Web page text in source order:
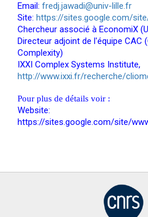
Email: fredj.jawadi@univ-lille.fr
Site: https://sites.google.com/
Chercheur associé à EconomiX
Directeur adjoint de l'équipe CAC
Complexity)
IXXI Complex Systems Institute,
http://www.ixxi.fr/recherche/
Pour plus de détails voir :
Website:
https://sites.google.com/site/